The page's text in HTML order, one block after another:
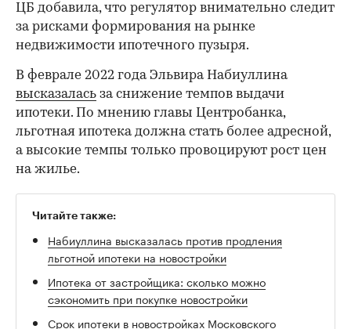
ЦБ добавила, что регулятор внимательно следит
за рисками формирования на рынке
недвижимости ипотечного пузыря.
В феврале 2022 года Эльвира Набиуллина
высказалась за снижение темпов выдачи
ипотеки. По мнению главы Центробанка,
льготная ипотека должна стать более адресной,
а высокие темпы только провоцируют рост цен
на жилье.
Читайте также:
Набиуллина высказалась против продления
льготной ипотеки на новостройки
Ипотека от застройщика: сколько можно
сэкономить при покупке новостройки
Cрок ипотеки в новостройках Московского